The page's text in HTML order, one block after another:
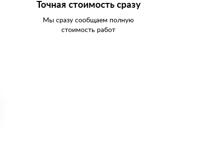
Точная стоимость сразу
Мы сразу сообщаем полную
стоимость работ